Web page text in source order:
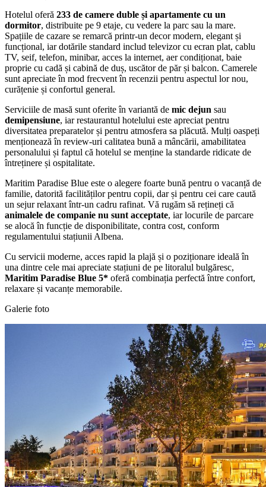
Hotelul oferă 233 de camere duble și apartamente cu un
dormitor, distribuite pe 9 etaje, cu vedere la parc sau la mare.
Spațiile de cazare se remarcă printr-un decor modern, elegant și
funcțional, iar dotările standard includ televizor cu ecran plat, cablu
TV, seif, telefon, minibar, acces la internet, aer condiționat, baie
proprie cu cadă și cabină de duș, uscător de păr și balcon. Camerele
sunt apreciate în mod frecvent în recenzii pentru aspectul lor nou,
curățenie și confortul general.
Serviciile de masă sunt oferite în variantă de mic dejun sau
demipensiune, iar restaurantul hotelului este apreciat pentru
diversitatea preparatelor și pentru atmosfera sa plăcută. Mulți oaspeți
menționează în review-uri calitatea bună a mâncării, amabilitatea
personalului și faptul că hotelul se menține la standarde ridicate de
întreținere și ospitalitate.
Maritim Paradise Blue este o alegere foarte bună pentru o vacanță de
familie, datorită facilităților pentru copii, dar și pentru cei care caută
un sejur relaxant într-un cadru rafinat. Vă rugăm să rețineți că
animalele de companie nu sunt acceptate, iar locurile de parcare
se alocă în funcție de disponibilitate, contra cost, conform
regulamentului stațiunii Albena.
Cu servicii moderne, acces rapid la plajă și o poziționare ideală în
una dintre cele mai apreciate stațiuni de pe litoralul bulgăresc,
Maritim Paradise Blue 5* oferă combinația perfectă între confort,
relaxare și vacanțe memorabile.
Galerie foto